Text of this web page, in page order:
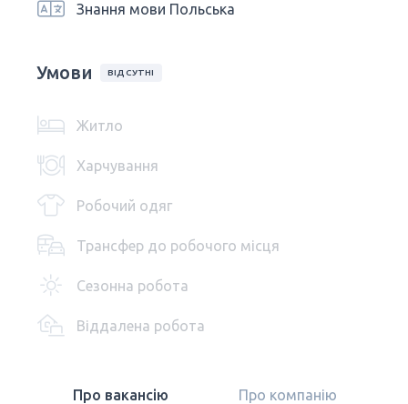
Знання мови Польська
Умови ВІДСУТНІ
Житло
Харчування
Робочий одяг
Трансфер до робочого місця
Сезонна робота
Віддалена робота
Про вакансію Про компанію